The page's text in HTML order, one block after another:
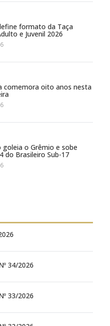
formato da Taça
e Juvenil 2026
comemora oito anos nesta
o Grêmio e sobe
do Brasileiro Sub-17
34/2026
33/2026